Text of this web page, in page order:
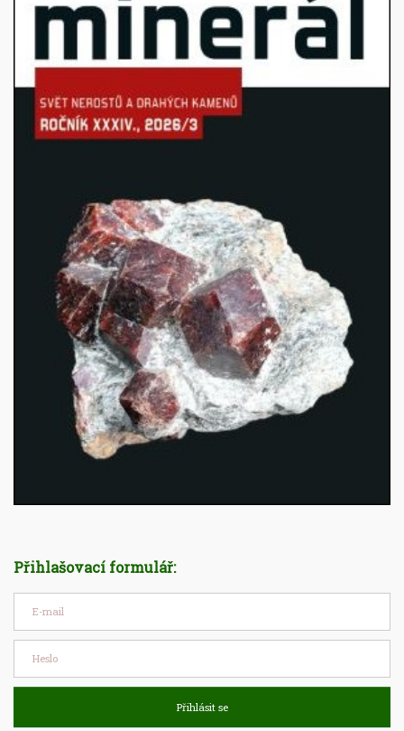
Přihlašovací formulář:
Přihlásit se